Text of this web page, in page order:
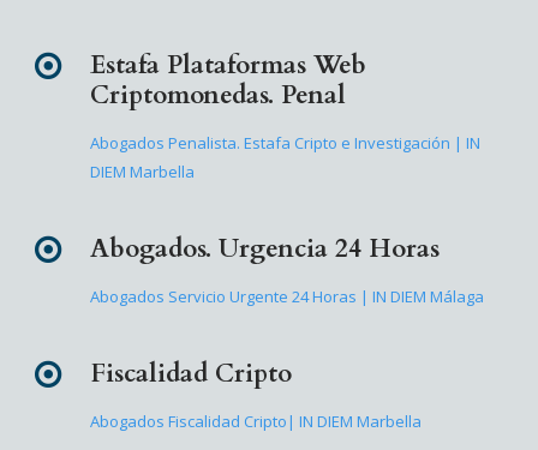
Estafa Plataformas Web
Criptomonedas. Penal
Abogados Penalista. Estafa Cripto e Investigación | IN
DIEM Marbella
Abogados. Urgencia 24 Horas
Abogados Servicio Urgente 24 Horas | IN DIEM Málaga
Fiscalidad Cripto
Abogados Fiscalidad Cripto| IN DIEM Marbella